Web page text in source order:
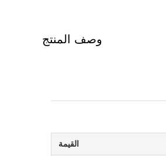
وصف المنتج
القيمة